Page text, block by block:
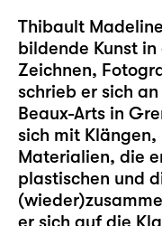
Thibault
bildende Kunst
Zeichnen,
schrieb er sich
Beaux-Arts in
sich mit Klängen,
Materialien, die
plastischen und